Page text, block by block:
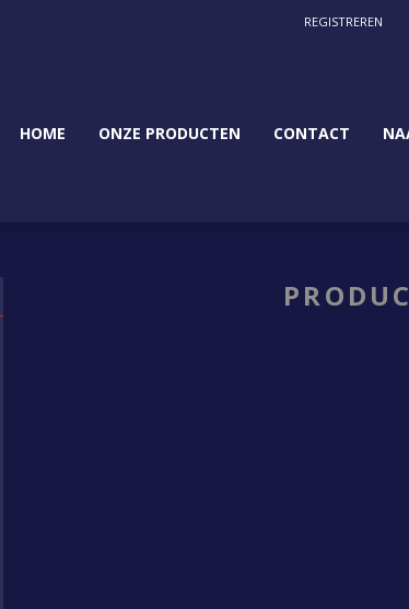
REGISTREREN
HOME ONZE PRODUCTEN CONTACT